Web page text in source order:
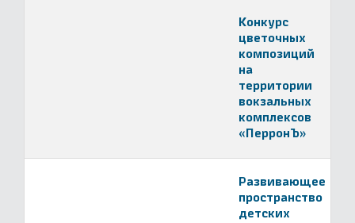
Конкурс
цветочных
композиций
на
территории
вокзальных
комплексов
«ПерронЪ»
Развивающее
пространство
детских